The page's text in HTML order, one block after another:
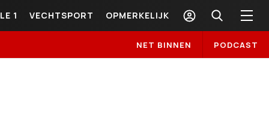
1 VECHTSPORT OPMERKELIJK
NET BINNEN PODCAST